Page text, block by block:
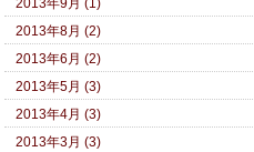
2013年9月 (1)
2013年8月 (2)
2013年6月 (2)
2013年5月 (3)
2013年4月 (3)
2013年3月 (3)